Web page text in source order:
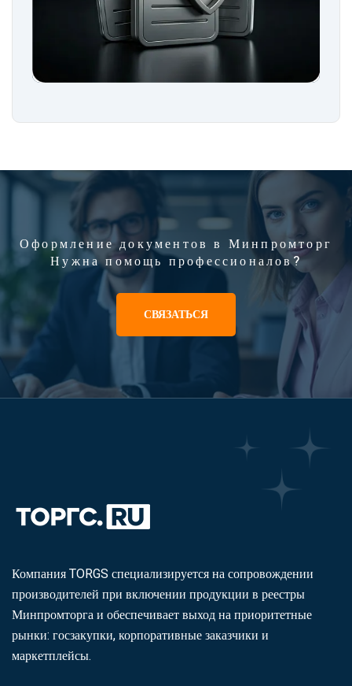
Оформление документов в Минпромторг
Нужна помощь профессионалов?
СВЯЗАТЬСЯ
Компания TORGS специализируется на сопровождении
производителей при включении продукции в реестры
Минпромторга и обеспечивает выход на приоритетные
рынки: госзакупки, корпоративные заказчики и
маркетплейсы.